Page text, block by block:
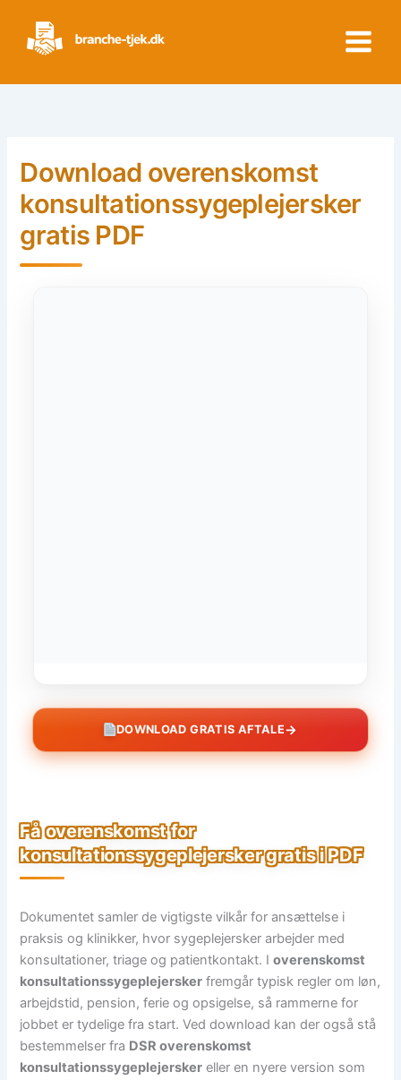
content
Download overenskomst
konsultationssygeplejersker
gratis PDF
DOWNLOAD GRATIS AFTALE→
Få overenskomst for
konsultationssygeplejersker gratis i PDF
Dokumentet samler de vigtigste vilkår for ansættelse i
praksis og klinikker, hvor sygeplejersker arbejder med
konsultationer, triage og patientkontakt. Ioverenskomst
konsultationssygeplejersker fremgår typisk regler om løn,
arbejdstid, pension, ferie og opsigelse, så rammerne for
jobbet er tydelige fra start. Ved download kan der også stå
bestemmelser fra DSR overenskomst
konsultationssygeplejersker eller en nyere version som